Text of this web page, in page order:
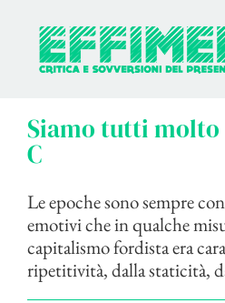
contenuto
Siamo tutti molto
C
Le epoche sono sempre
emotivi che in qualche
capitalismo fordista era
ripetitività, dalla staticità,